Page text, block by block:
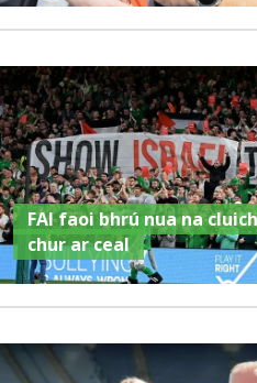
FAI faoi bhrú nua na
chur ar ceal